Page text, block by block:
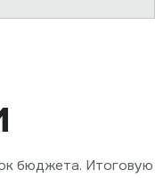
бюджета. Итоговую